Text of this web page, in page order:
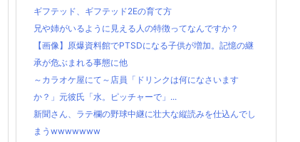
ギフテッド、ギフテッド2Eの育て方
兄や姉がいるように見える人の特徴ってなんですか？
【画像】原爆資料館でPTSDになる子供が増加。記憶の継
承が危ぶまれる事態に他
～カラオケ屋にて～店員「ドリンクは何になさいます
か？」元彼氏「水。ピッチャーで」...
新聞さん、ラテ欄の野球中継に壮大な縦読みを仕込んでし
まうwwwwwww